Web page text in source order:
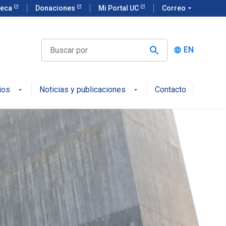
Donaciones Mi Portal UC Correo arrow_drop_down
language EN
Noticias y publicaciones Contacto